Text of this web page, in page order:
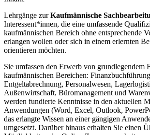
Lehrgänge zurKaufmännische
Interessent*innen, die eine umfassende
kaufmännischen Bereich ohne entsprechende
erlangen wollen oder sich in einem erlernten
orientieren möchten.
Sie umfassen den Erwerb von grundlegendem
kaufmännischen Bereichen:
Entgeltabrechnung, Personalwesen,
Außenwirtschaft, Büromanagement und
werden fundierte Kenntnisse in den aktuellen
Anwendungen (Word, Excel, Outlook,
das erlangte Wissen an einer gängigen
umgesetzt. Darüber hinaus erhalten Sie einen